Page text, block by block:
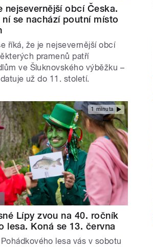
nejsevernější obcí Česka.
se nachází poutní místo
říká, že je nejsevernější obcí
pramenů patří
ve Šluknovského výběžku –
už do 11. století.
1 minuta
Lípy zvou na 40. ročník
lesa. Koná se 13. června
lesa vás v sobotu